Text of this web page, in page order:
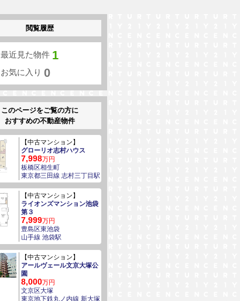
閲覧履歴
最近見た物件 1
お気に入り 0
このページをご覧の方に
おすすめの不動産物件
【中古マンション】
グローリオ志村ハウス
7,998万円
板橋区相生町
東京都三田線 志村三丁目駅
【中古マンション】
ライオンズマンション池袋
第３
7,999万円
豊島区東池袋
山手線 池袋駅
【中古マンション】
アールヴェール文京大塚公
園
8,000万円
文京区大塚
東京地下鉄丸ノ内線 新大塚